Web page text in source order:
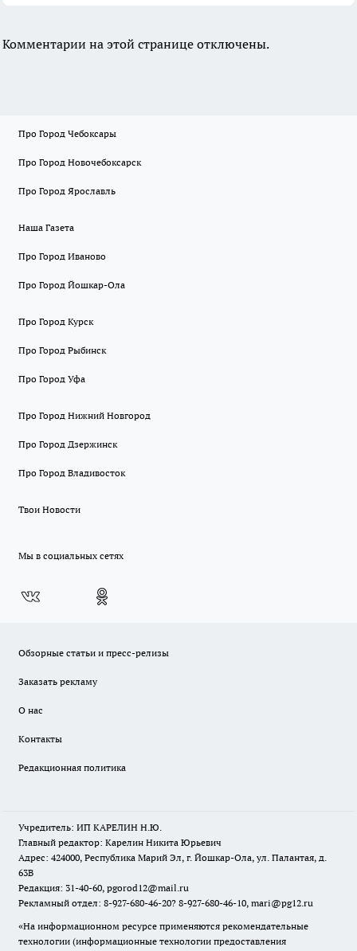
Комментарии на этой странице отключены.
Про Город Чебоксары
Про Город Новочебоксарск
Про Город Ярославль
Наша Газета
Про Город Иваново
Про Город Йошкар-Ола
Про Город Курск
Про Город Рыбинск
Про Город Уфа
Про Город Нижний Новгород
Про Город Дзержинск
Про Город Владивосток
Твои Новости
Мы в социальных сетях
Обзорные статьи и пресс-релизы
Заказать рекламу
О нас
Контакты
Редакционная политика
Учредитель: ИП КАРЕЛИН Н.Ю.
Главный редактор: Карелин Никита Юрьевич
Адрес: 424000, Республика Марий Эл, г. Йошкар-Ола, ул. Палантая, д.
63В
Редакция: 31-40-60, pgorod12@mail.ru
Рекламный отдел: 8-927-680-46-20? 8-927-680-46-10, mari@pg12.ru
«На информационном ресурсе применяются рекомендательные
технологии (информационные технологии предоставления